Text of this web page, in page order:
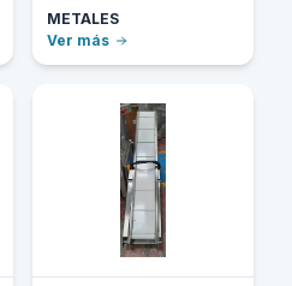
METALES
Ver más